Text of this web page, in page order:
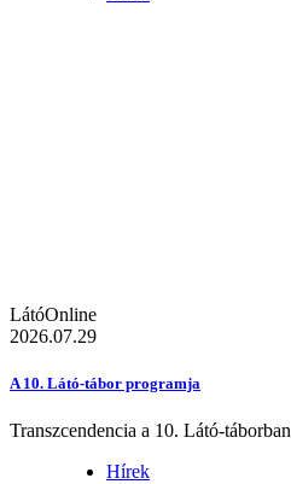
LátóOnline
2026.07.29
A 10. Látó-tábor programja
Transzcendencia a 10. Látó-táborban
Hírek